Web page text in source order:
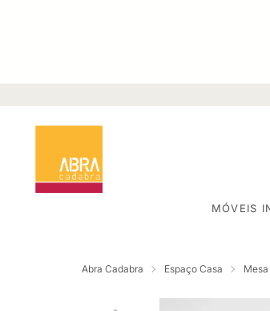
MÓVEIS
Abra Cadabra Espaço Casa Mesa